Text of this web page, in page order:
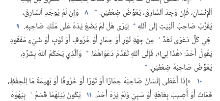
ٱلْإِنْسَانِ،‏ فَإِنْ وُجِدَ ٱلسَّارِقُ،‏ يُعَوِّضُ ضِعْفَيْنِ.‏ + ٨ وَإِنْ لَمْ يُوجَدِ ٱلسَّارِقُ،‏
يُقَرَّبُ صَاحِبُ ٱلْبَيْتِ إِلَى ٱللهِ + لِيَرَى هَلْ لَمْ يَضَعْ يَدَهُ عَلَى مُلْكِ صَاحِبِهِ.‏ ٩
فِي كُلِّ دَعْوَى تَعَدٍّ + مِنْ جِهَةِ ثَوْرٍ أَوْ حِمَارٍ أَوْ خَرُوفٍ أَوْ ثَوْبٍ أَوْ شَيْءٍ مَفْقُودٍ
يَقُولُ أَحَدٌ:‏ ‹هٰذَا لِي!‏›،‏ فَإِلَى ٱللهِ تُقَدَّمُ دَعْوَاهُمَا.‏ + وَٱلَّذِي يَحْكُمُ ٱللهُ بِشَرِّهِ،‏
يُعَوِّضُ صَاحِبَهُ ضِعْفَيْنِ.‏ +
١٠ ‏«إِذَا أَعْطَى إِنْسَانٌ صَاحِبَهُ حِمَارًا أَوْ ثَوْرًا أَوْ خَرُوفًا أَوْ بَهِيمَةً مَا لِلْحِفْظِ،‏
فَمَاتَ أَوْ أُصِيبَ بِعَاهَةٍ أَوْ سُبِيَ وَلَمْ يَرَهُ أَحَدٌ،‏ ١١ يَكُونُ بَيْنَهُمَا قَسَمٌ + بِيَهْوَهَ